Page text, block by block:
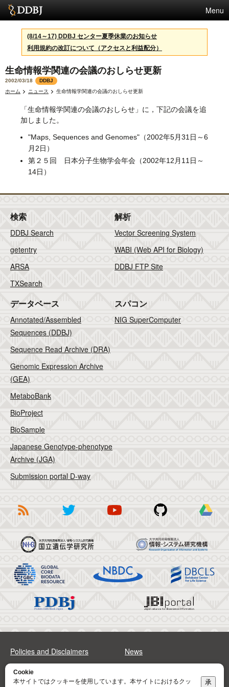
Menu
サービス
スパコン
統計
活動
センターについて
利用規約
問合せ
English
(8/14～17) DDBJ センター夏季休業のお知らせ
利用規約の改訂について（アクセスと利益配分）
生命情報学関連の会議のおしらせ更新
2002/03/18
DDBJ
ホーム
ニュース 生命情報学関連の会議のおしらせ更新
「生命情報学関連の会議のおしらせ」に，下記の会議を追
加しました。
"Maps, Sequences and Genomes"（2002年5月31日～6
月2日）
第２５回 日本分子生物学会年会（2002年12月11日～
14日）
検索
DDBJ Search
getentry
ARSA
TXSearch
解析
Vector Screening System
WABI (Web API for Biology)
DDBJ FTP Site
データベース
Annotated/Assembled
Sequences (DDBJ)
Sequence Read Archive (DRA)
Genomic Expression Archive
(GEA)
MetaboBank
BioProject
BioSample
Japanese Genotype-phenotype
Archive (JGA)
Submission portal D-way
スパコン
NIG SuperComputer
Policies and Disclaimers News
FAQs
Cookie
本サイトではクッキーを使用しています。本サイトにおけるクッ
承